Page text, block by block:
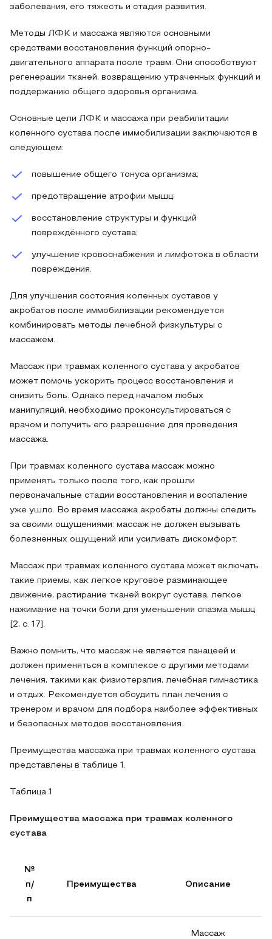
заболевания, его тяжесть и стадия развития.
Методы ЛФК и массажа являются основными
средствами восстановления функций опорно-
двигательного аппарата после травм. Они способствуют
регенерации тканей, возвращению утраченных функций и
поддержанию общего здоровья организма.
Основные цели ЛФК и массажа при реабилитации
коленного сустава после иммобилизации заключаются в
следующем:
повышение общего тонуса организма;
предотвращение атрофии мышц;
восстановление структуры и функций
повреждённого сустава;
улучшение кровоснабжения и лимфотока в области
повреждения.
Для улучшения состояния коленных суставов у
акробатов после иммобилизации рекомендуется
комбинировать методы лечебной физкультуры с
массажем.
Массаж при травмах коленного сустава у акробатов
может помочь ускорить процесс восстановления и
снизить боль. Однако перед началом любых
манипуляций, необходимо проконсультироваться с
врачом и получить его разрешение для проведения
массажа.
При травмах коленного сустава массаж можно
применять только после того, как прошли
первоначальные стадии восстановления и воспаление
уже ушло. Во время массажа акробаты должны следить
за своими ощущениями: массаж не должен вызывать
болезненных ощущений или усиливать дискомфорт.
Массаж при травмах коленного сустава может включать
такие приемы, как легкое круговое разминающее
движение, растирание тканей вокруг сустава, легкое
нажимание на точки боли для уменьшения спазма мышц
[2, с. 17].
Важно помнить, что массаж не является панацеей и
должен применяться в комплексе с другими методами
лечения, такими как физиотерапия, лечебная гимнастика
и отдых. Рекомендуется обсудить план лечения с
тренером и врачом для подбора наиболее эффективных
и безопасных методов восстановления.
Преимущества массажа при травмах коленного сустава
представлены в таблице 1.
Таблица 1
Преимущества массажа при травмах коленного
сустава
№
п/
п
Преимущества Описание
Массаж